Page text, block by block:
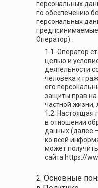
2. Основные
персональных
по обеспечению
персональных
Оператор).
1.1. Оператор
целью и
деятельности
человека и
его
защиты прав на
частной жизни,
1.2. Настоящая
в отношении
данных (далее
ко всей
может
сайта https://